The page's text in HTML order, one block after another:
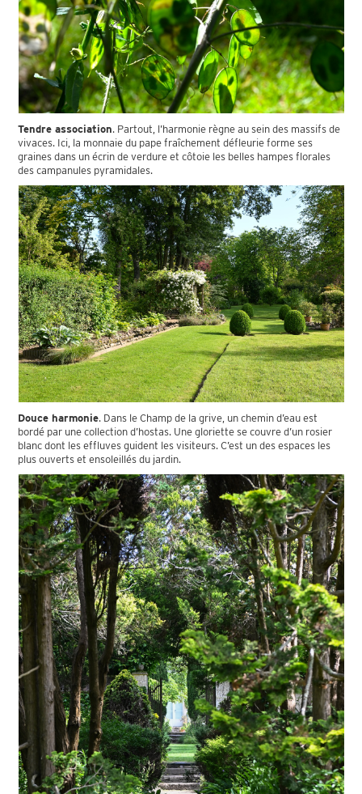
Tendre association. Partout, l’harmonie règne au sein des massifs de
vivaces. Ici, la monnaie du pape fraîchement défleurie forme ses
graines dans un écrin de verdure et côtoie les belles hampes florales
des campanules pyramidales.
Douce harmonie. Dans le Champ de la grive, un chemin d’eau est
bordé par une collection d’hostas. Une gloriette se couvre d’un rosier
blanc dont les effluves guident les visiteurs. C’est un des espaces les
plus ouverts et ensoleillés du jardin.